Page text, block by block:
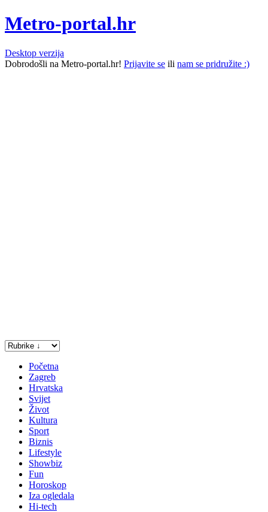
Metro-portal.hr
Desktop verzija
Dobrodošli na Metro-portal.hr! Prijavite se ili nam se pridružite :)
Početna
Zagreb
Hrvatska
Svijet
Život
Kultura
Sport
Biznis
Lifestyle
Showbiz
Fun
Horoskop
Iza ogledala
Hi-tech